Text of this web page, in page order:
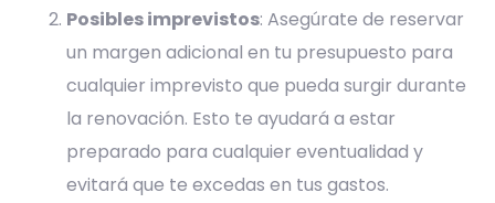
Posibles imprevistos: Asegúrate de reservar
un margen adicional en tu presupuesto para
cualquier imprevisto que pueda surgir durante
la renovación. Esto te ayudará a estar
preparado para cualquier eventualidad y
evitará que te excedas en tus gastos.